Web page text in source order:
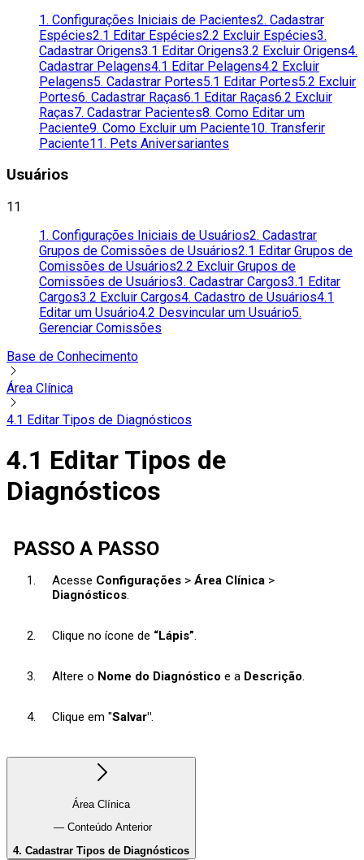
1. Configurações Iniciais de Pacientes2. Cadastrar
Espécies2.1 Editar Espécies2.2 Excluir Espécies3.
Cadastrar Origens3.1 Editar Origens3.2 Excluir Origens4.
Cadastrar Pelagens4.1 Editar Pelagens4.2 Excluir
Pelagens5. Cadastrar Portes5.1 Editar Portes5.2 Excluir
Portes6. Cadastrar Raças6.1 Editar Raças6.2 Excluir
Raças7. Cadastrar Pacientes8. Como Editar um
Paciente9. Como Excluir um Paciente10. Transferir
Paciente11. Pets Aniversariantes
Usuários
11
1. Configurações Iniciais de Usuários2. Cadastrar
Grupos de Comissões de Usuários2.1 Editar Grupos de
Comissões de Usuários2.2 Excluir Grupos de
Comissões de Usuários3. Cadastrar Cargos3.1 Editar
Cargos3.2 Excluir Cargos4. Cadastro de Usuários4.1
Editar um Usuário4.2 Desvincular um Usuário5.
Gerenciar Comissões
Base de Conhecimento
Área Clínica
4.1 Editar Tipos de Diagnósticos
4.1 Editar Tipos de
Diagnósticos
PASSO A PASSO
Acesse Configurações > Área Clínica >
Diagnósticos.
Clique no ícone de “Lápis”.
Altere o Nome do Diagnóstico e a Descrição.
Clique em "Salvar".
Área Clínica
— Conteúdo Anterior
4. Cadastrar Tipos de Diagnósticos